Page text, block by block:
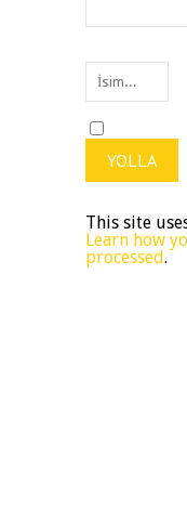
This site
Learn how
processed.